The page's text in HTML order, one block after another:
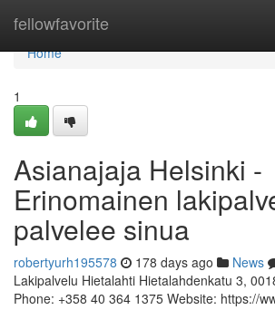
fellowfavorite
Home
Home
1
Asianajaja Helsinki -
Erinomainen
palvelee sinua
robertyurh195578 178 days ago News
Lakipalvelu Hietalahti Hietalahdenkatu 3,
Phone: +358 40 364 1375 Website: https://